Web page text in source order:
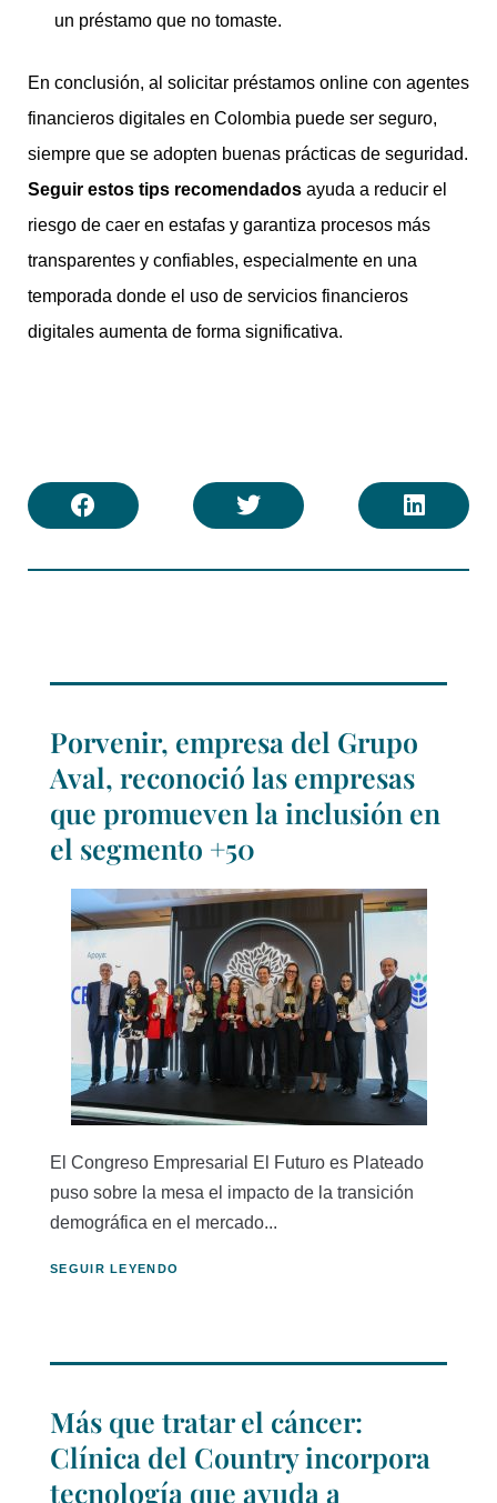
un préstamo que no tomaste.
En conclusión, al solicitar préstamos online con agentes
financieros digitales en Colombia puede ser seguro,
siempre que se adopten buenas prácticas de seguridad.
Seguir estos tips recomendados ayuda a reducir el
riesgo de caer en estafas y garantiza procesos más
transparentes y confiables, especialmente en una
temporada donde el uso de servicios financieros
digitales aumenta de forma significativa.
Porvenir, empresa del Grupo
Aval, reconoció las empresas
que promueven la inclusión en
el segmento +50
El Congreso Empresarial El Futuro es Plateado
puso sobre la mesa el impacto de la transición
demográfica en el mercado...
SEGUIR LEYENDO
Más que tratar el cáncer:
Clínica del Country incorpora
tecnología que ayuda a